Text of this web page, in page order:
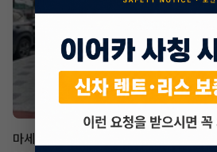
승계 매니저
한태현
마세라티 르반떼